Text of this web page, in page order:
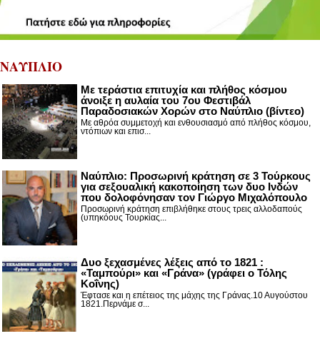
ΝΑΥΠΛΙΟ
Με τεράστια επιτυχία και πλήθος κόσμου
άνοιξε η αυλαία του 7ου Φεστιβάλ
Παραδοσιακών Χορών στο Ναύπλιο (βίντεο)
Με αθρόα συμμετοχή και ενθουσιασμό από πλήθος κόσμου,
ντόπιων και επισ...
Ναύπλιο: Προσωρινή κράτηση σε 3 Τούρκους
για σεξουαλική κακοποίηση των δυο Ινδών
που δολοφόνησαν τον Γιώργο Μιχαλόπουλο
Προσωρινή κράτηση επιβλήθηκε στους τρεις αλλοδαπούς
(υπηκόους Τουρκίας...
Δυο ξεχασμένες λέξεις από το 1821 :
«Ταμπούρι» και «Γράνα» (γράφει ο Τόλης
Κοΐνης)
Έφτασε και η επέτειος της μάχης της Γράνας.10 Αυγούστου
1821.Περνάμε σ...